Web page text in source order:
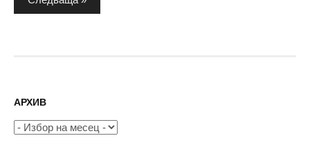
на
АРХИВ
Архив